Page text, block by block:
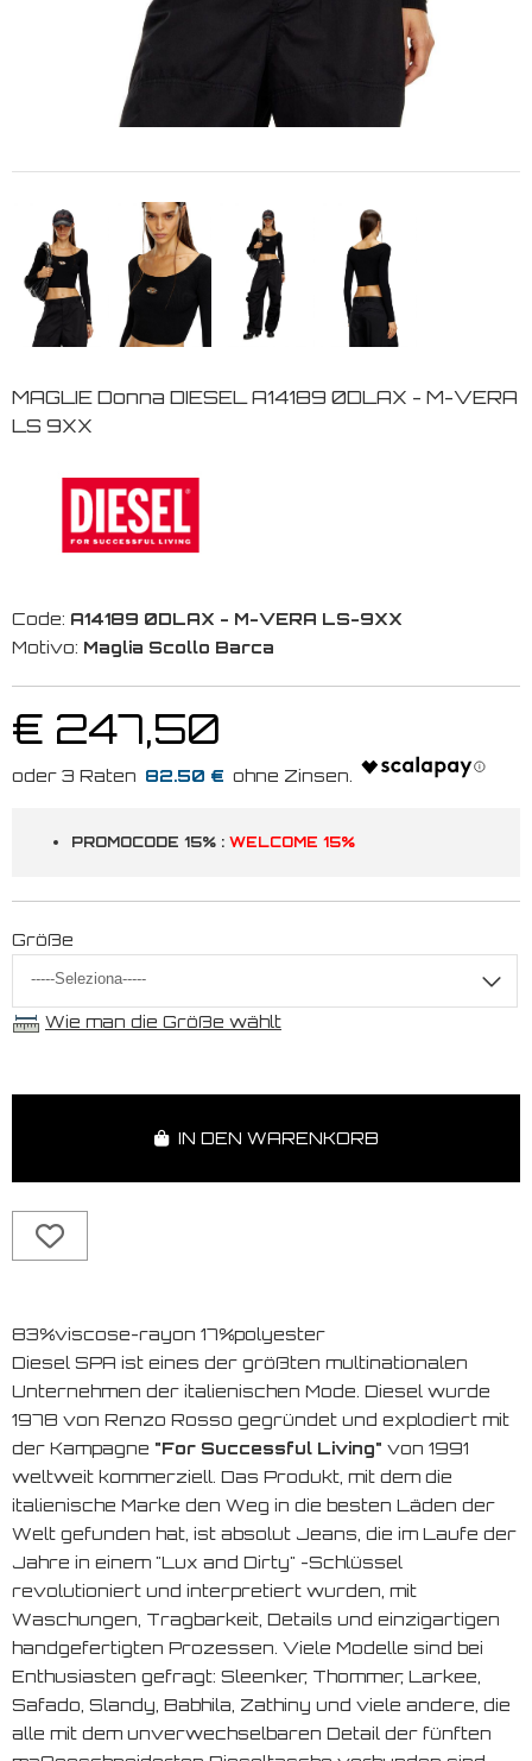
MAGLIE Donna DIESEL A14189 0DLAX - M-VERA
LS 9XX
Code: A14189 0DLAX - M-VERA LS-9XX
Motivo: Maglia Scollo Barca
€ 247,50
82.50 €
PROMOCODE 15% : WELCOME 15%
Größe
Wie man die Größe wählt
IN DEN WARENKORB
83%viscose-rayon 17%polyester
Diesel SPA ist eines der größten multinationalen
Unternehmen der italienischen Mode. Diesel wurde
1978 von Renzo Rosso gegründet und explodiert mit
der Kampagne "For Successful Living" von 1991
weltweit kommerziell. Das Produkt, mit dem die
italienische Marke den Weg in die besten Läden der
Welt gefunden hat, ist absolut Jeans, die im Laufe der
Jahre in einem "Lux and Dirty" -Schlüssel
revolutioniert und interpretiert wurden, mit
Waschungen, Tragbarkeit, Details und einzigartigen
handgefertigten Prozessen. Viele Modelle sind bei
Enthusiasten gefragt: Sleenker, Thommer, Larkee,
Safado, Slandy, Babhila, Zathiny und viele andere, die
alle mit dem unverwechselbaren Detail der fünften